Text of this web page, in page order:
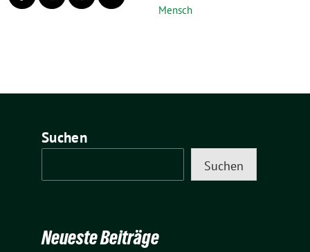
Mensch
Suchen
Suchen
Neueste Beiträge